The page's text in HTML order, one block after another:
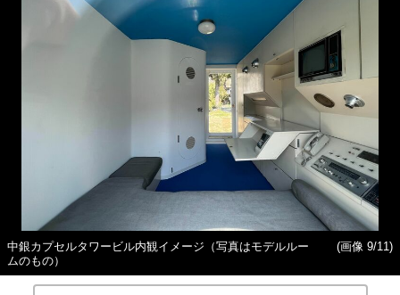
中銀カプセルタワービル内観イメージ（写真はモデルルー
ムのもの）
(画像 9/11)